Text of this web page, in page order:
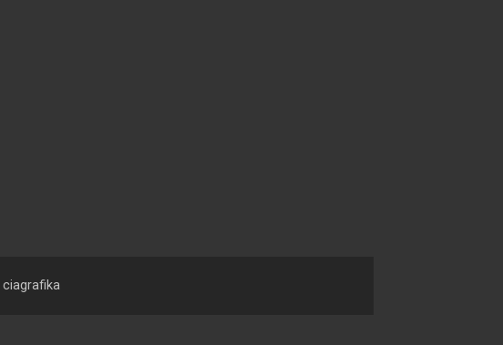
ciagrafika